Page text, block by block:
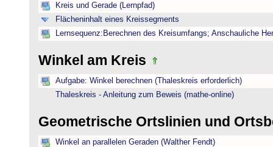
Kreis und Gerade (Lernpfad)
Flächeninhalt eines Kreissegments
Lernsequenz:Berechnen des Kreisumfangs; Anschauliche
Winkel am Kreis
Aufgabe: Winkel berechnen (Thaleskreis erforderlich)
Thaleskreis - Anleitung zum Beweis (mathe-online)
Geometrische Ortslinien und
Winkel an parallelen Geraden (Walther Fendt)